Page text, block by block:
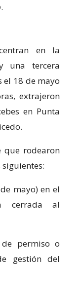
.
en la
una tercera
el 18 de mayo
extrajeron
en Punta
que rodearon
mayo) en el
cerrada al
de permiso o
gestión del